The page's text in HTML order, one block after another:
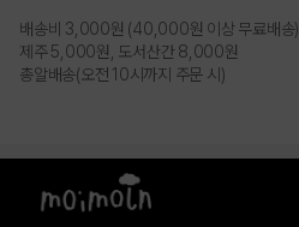
배송비 3,000원 (40,000원 이상 무료배송)
제주 5,000원, 도서산간 8,000원
총알배송(오전 10시까지 주문 시)